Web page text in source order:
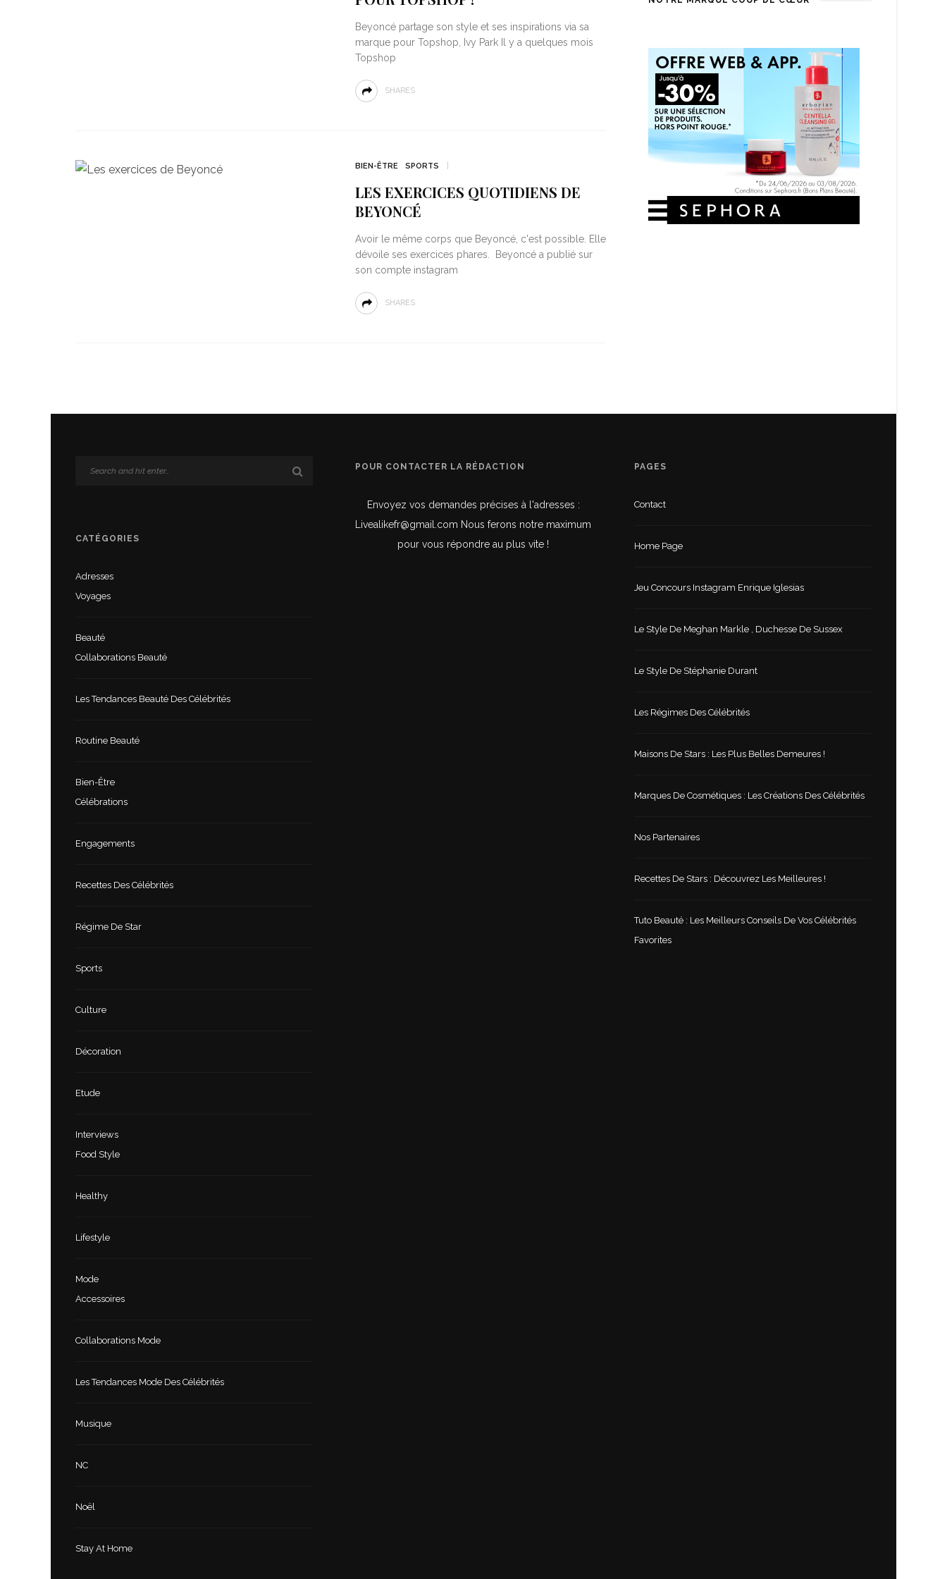
Beyoncé partage son style et ses inspirations via sa
marque pour Topshop, Ivy Park Il y a quelques mois
Topshop
SHARES
BIEN-ÊTRE SPORTS
LES EXERCICES QUOTIDIENS DE
BEYONCÉ
Avoir le même corps que Beyoncé, c'est possible. Elle
dévoile ses exercices phares. Beyoncé a publié sur
son compte instagram
SHARES
CATÉGORIES
Adresses
Voyages
Beauté
Collaborations Beauté
Les Tendances Beauté Des Célébrités
Routine Beauté
Bien-Être
Célébrations
Engagements
Recettes Des Célébrités
Régime De Star
Sports
Culture
Décoration
Etude
Interviews
Food Style
Healthy
Lifestyle
Mode
Accessoires
Collaborations Mode
Les Tendances Mode Des Célébrités
Musique
NC
Noël
Stay At Home
POUR CONTACTER LA RÉDACTION
Envoyez vos demandes précises à l'adresses :
Livealikefr@gmail.com Nous ferons notre maximum
pour vous répondre au plus vite !
PAGES
Contact
Home Page
Jeu Concours Instagram Enrique Iglesias
Le Style De Meghan Markle , Duchesse De Sussex
Le Style De Stéphanie Durant
Les Régimes Des Célébrités
Maisons De Stars : Les Plus Belles Demeures !
Marques De Cosmétiques : Les Créations Des Célébrités
Nos Partenaires
Recettes De Stars : Découvrez Les Meilleures !
Tuto Beauté : Les Meilleurs Conseils De Vos Célébrités
Favorites